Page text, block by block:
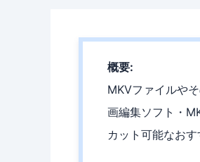
概要:
MKVファイルや
画編集ソフト・
カット可能なお